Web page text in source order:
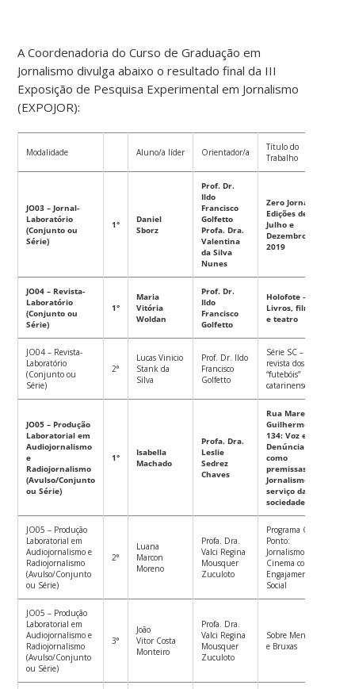
A Coordenadoria do Curso de Graduação em
Jornalismo divulga abaixo o resultado final da III
Exposição de Pesquisa Experimental em Jornalismo
(EXPOJOR):
Modalidade Aluno/a líder Orientador/a
Título do
Trabalho
JO03 – Jornal-
Laboratório
(Conjunto ou
Série)
1°
Daniel
Sborz
Prof. Dr.
Ildo
Francisco
Golfetto
Profa. Dra.
Valentina
da Silva
Nunes
Zero Jornal –
Edições de
Julho e
Dezembro de
2019
JO04 – Revista-
Laboratório
(Conjunto ou
Série)
1°
Maria
Vitória
Woldan
Prof. Dr.
Ildo
Francisco
Golfetto
Holofote –
Livros, filmes
e teatro
JO04 – Revista-
Laboratório
(Conjunto ou
Série)
2°
Lucas Vinicio
Stank da
Silva
Prof. Dr. Ildo
Francisco
Golfetto
Série SC – A
revista dos
“futebóis”
catarinenses
JO05 – Produção
Laboratorial em
Audiojornalismo
e
Radiojornalismo
(Avulso/Conjunto
ou Série)
1°
Isabella
Machado
Profa. Dra.
Leslie
Sedrez
Chaves
Rua Marechal
Guilherme,
134: Voz e
Denúncia
como
premissas do
Jornalismo à
serviço da
sociedade
JO05 – Produção
Laboratorial em
Audiojornalismo e
Radiojornalismo
(Avulso/Conjunto
ou Série)
2°
Luana
Marcon
Moreno
Profa. Dra.
Valci Regina
Mousquer
Zuculoto
Programa Cine
Ponto:
Jornalismo sobre
Cinema com
Engajamento
Social
JO05 – Produção
Laboratorial em
Audiojornalismo e
Radiojornalismo
(Avulso/Conjunto
ou Série)
3°
João
Vitor Costa
Monteiro
Profa. Dra.
Valci Regina
Mousquer
Zuculoto
Sobre Meninos
e Bruxas